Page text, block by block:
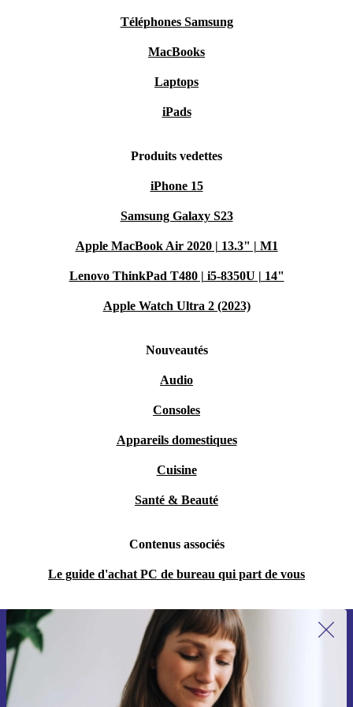
Téléphones Samsung
MacBooks
Laptops
iPads
Produits vedettes
iPhone 15
Samsung Galaxy S23
Apple MacBook Air 2020 | 13.3" | M1
Lenovo ThinkPad T480 | i5-8350U | 14"
Apple Watch Ultra 2 (2023)
Nouveautés
Audio
Consoles
Appareils domestiques
Cuisine
Santé & Beauté
Contenus associés
Le guide d'achat PC de bureau qui part de vous
Recevoir offres et infos de refurbed
par mail
Ne manquez plus aucune offre.